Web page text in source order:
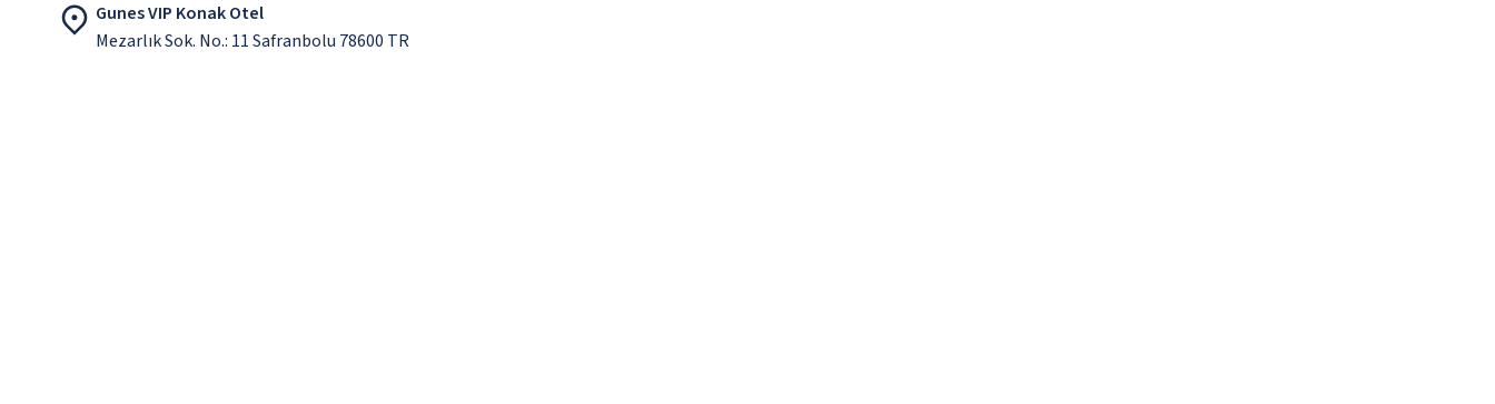
Gunes VIP Konak Otel
Mezarlık Sok. No.: 11 Safranbolu 78600 TR